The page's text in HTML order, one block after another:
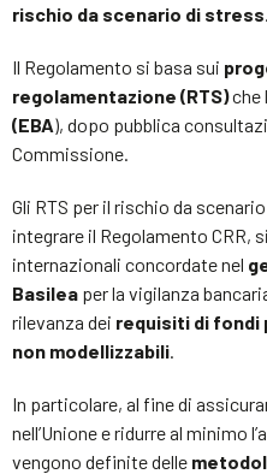
rischio da scenario di stress.
Il Regolamento si basa sui
regolamentazione (RTS)che
(EBA), dopo pubblica
Commissione.
Gli RTS per il rischio da
integrare il Regolamento CRR,
internazionali concordate nel
Basilea per la vigilanza
rilevanza dei requisiti di fondi
non modellizzabili.
In particolare, al fine di
nell’Unione e ridurre al minimo
vengono definite delle